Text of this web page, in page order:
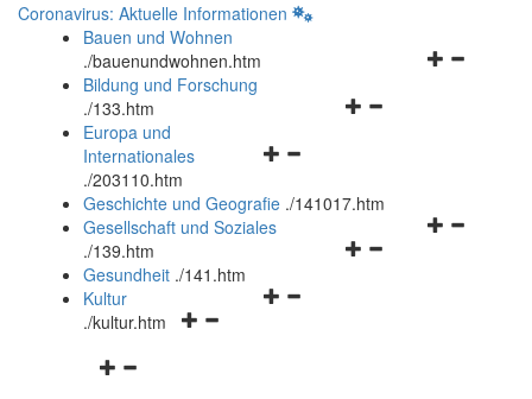
Coronavirus: Aktuelle Informationen
Bauen und Wohnen
./bauenundwohnen.htm
Navigationsmenü
Bildung und Forschung
./133.htm
Navigationsmenü
und
schließen
Europa und
Internationales
./203110.htm
Geschichte und Geografie ./141017.htm
Navigationsmenü
Gesellschaft und Soziales
./139.htm
Navigationsmenü
Gesundheit ./141.htm
Navigationsmenü
Kultur
./kultur.htm
Navigationsmenü